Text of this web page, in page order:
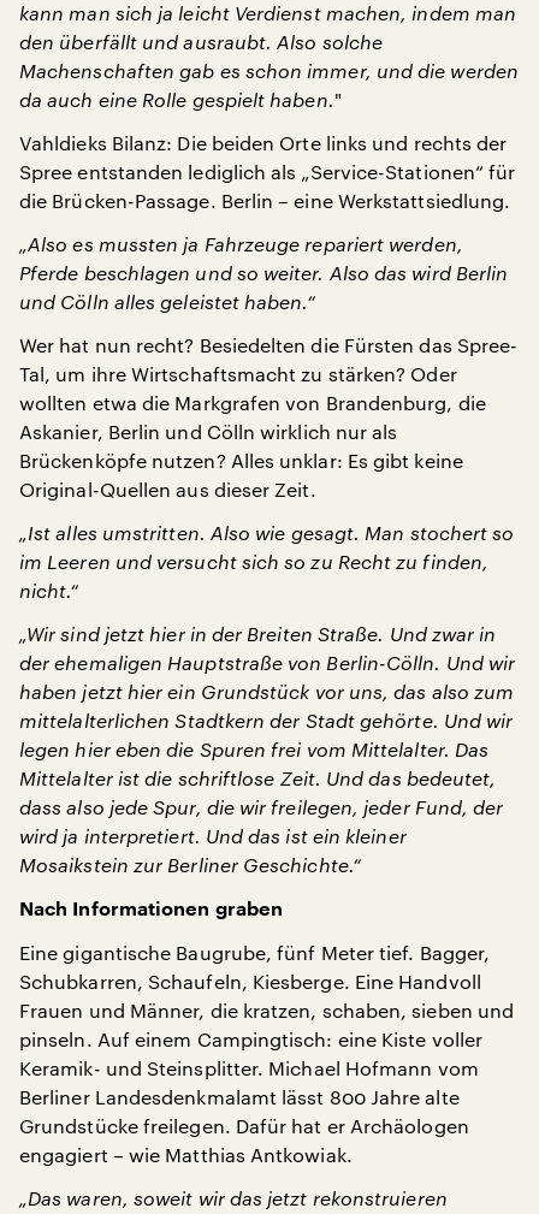
kann man sich ja leicht Verdienst machen, indem man
den überfällt und ausraubt. Also solche
Machenschaften gab es schon immer, und die werden
da auch eine Rolle gespielt haben."
Vahldieks Bilanz: Die beiden Orte links und rechts der
Spree entstanden lediglich als „Service-Stationen“ für
die Brücken-Passage. Berlin – eine Werkstattsiedlung.
„Also es mussten ja Fahrzeuge repariert werden,
Pferde beschlagen und so weiter. Also das wird Berlin
und Cölln alles geleistet haben.“
Wer hat nun recht? Besiedelten die Fürsten das Spree-
Tal, um ihre Wirtschaftsmacht zu stärken? Oder
wollten etwa die Markgrafen von Brandenburg, die
Askanier, Berlin und Cölln wirklich nur als
Brückenköpfe nutzen? Alles unklar: Es gibt keine
Original-Quellen aus dieser Zeit.
„Ist alles umstritten. Also wie gesagt. Man stochert so
im Leeren und versucht sich so zu Recht zu finden,
nicht.“
„Wir sind jetzt hier in der Breiten Straße. Und zwar in
der ehemaligen Hauptstraße von Berlin-Cölln. Und wir
haben jetzt hier ein Grundstück vor uns, das also zum
mittelalterlichen Stadtkern der Stadt gehörte. Und wir
legen hier eben die Spuren frei vom Mittelalter. Das
Mittelalter ist die schriftlose Zeit. Und das bedeutet,
dass also jede Spur, die wir freilegen, jeder Fund, der
wird ja interpretiert. Und das ist ein kleiner
Mosaikstein zur Berliner Geschichte.“
Nach Informationen graben
Eine gigantische Baugrube, fünf Meter tief. Bagger,
Schubkarren, Schaufeln, Kiesberge. Eine Handvoll
Frauen und Männer, die kratzen, schaben, sieben und
pinseln. Auf einem Campingtisch: eine Kiste voller
Keramik- und Steinsplitter. Michael Hofmann vom
Berliner Landesdenkmalamt lässt 800 Jahre alte
Grundstücke freilegen. Dafür hat er Archäologen
engagiert – wie Matthias Antkowiak.
„Das waren, soweit wir das jetzt rekonstruieren